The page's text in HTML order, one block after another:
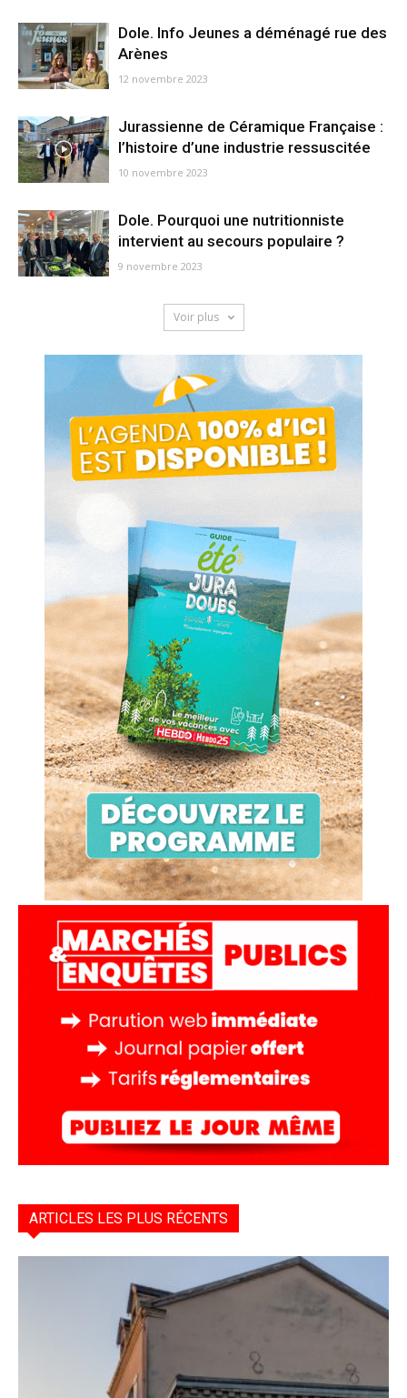
Dole. Info Jeunes a déménagé rue des
Arènes
12 novembre 2023
Jurassienne de Céramique Française :
l’histoire d’une industrie ressuscitée
10 novembre 2023
Dole. Pourquoi une nutritionniste
intervient au secours populaire ?
9 novembre 2023
Voir plus
ARTICLES LES PLUS RÉCENTS